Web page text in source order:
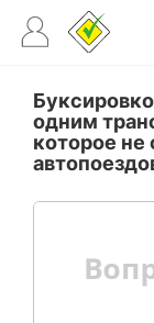
одним
которое не